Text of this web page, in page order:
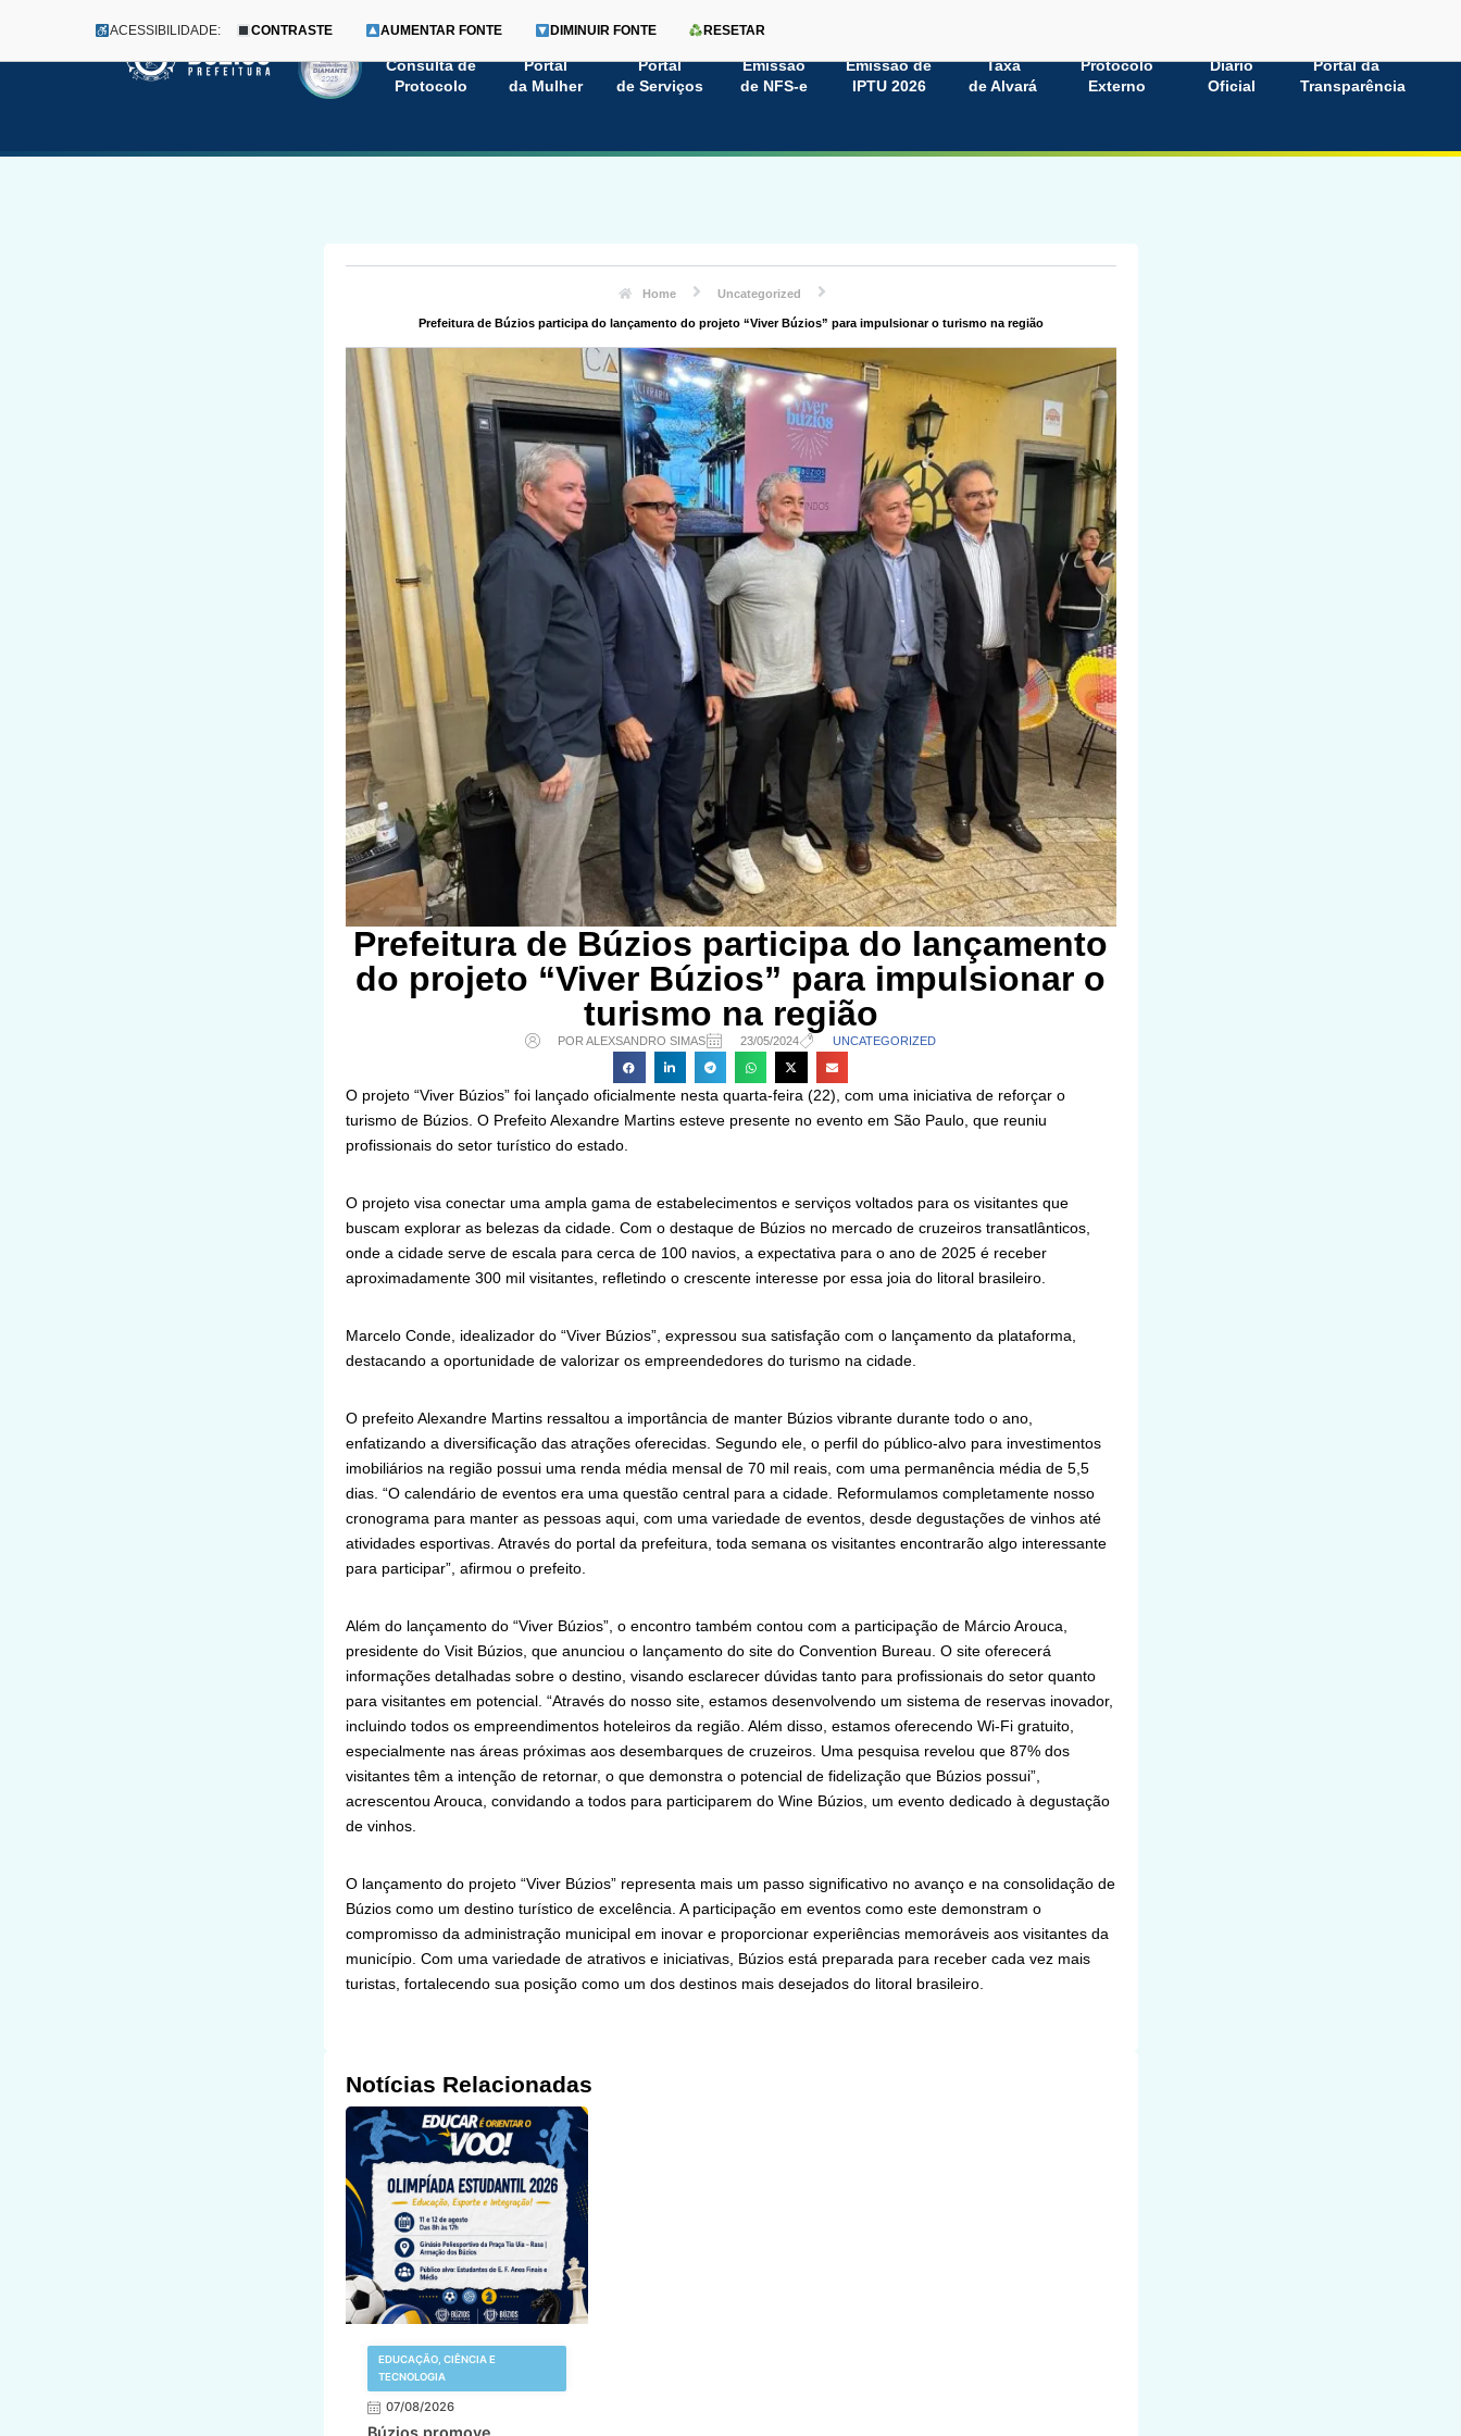
Pular
conteúdo
Menu
Consulta de
Protocolo
Portal
da Mulher
Portal
de Serviços
Emissão
de NFS-e
Emissão de
IPTU 2026
Taxa
de Alvará
Protocolo
Externo
Diário
Oficial
Portal da
Transparência
ACESSIBILIDADE: CONTRASTE AUMENTAR FONTE DIMINUIR FONTE RESETAR
Home Uncategorized
Prefeitura de Búzios participa do lançamento do projeto “Viver Búzios” para impulsionar o turismo na região
Prefeitura de Búzios participa do lançamento
do projeto “Viver Búzios” para impulsionar o
turismo na região
POR ALEXSANDRO SIMAS 23/05/2024 UNCATEGORIZED
O projeto “Viver Búzios” foi lançado oficialmente nesta quarta-feira (22), com uma iniciativa de reforçar o
turismo de Búzios. O Prefeito Alexandre Martins esteve presente no evento em São Paulo, que reuniu
profissionais do setor turístico do estado.
O projeto visa conectar uma ampla gama de estabelecimentos e serviços voltados para os visitantes que
buscam explorar as belezas da cidade. Com o destaque de Búzios no mercado de cruzeiros transatlânticos,
onde a cidade serve de escala para cerca de 100 navios, a expectativa para o ano de 2025 é receber
aproximadamente 300 mil visitantes, refletindo o crescente interesse por essa joia do litoral brasileiro.
Marcelo Conde, idealizador do “Viver Búzios”, expressou sua satisfação com o lançamento da plataforma,
destacando a oportunidade de valorizar os empreendedores do turismo na cidade.
O prefeito Alexandre Martins ressaltou a importância de manter Búzios vibrante durante todo o ano,
enfatizando a diversificação das atrações oferecidas. Segundo ele, o perfil do público-alvo para investimentos
imobiliários na região possui uma renda média mensal de 70 mil reais, com uma permanência média de 5,5
dias. “O calendário de eventos era uma questão central para a cidade. Reformulamos completamente nosso
cronograma para manter as pessoas aqui, com uma variedade de eventos, desde degustações de vinhos até
atividades esportivas. Através do portal da prefeitura, toda semana os visitantes encontrarão algo interessante
para participar”, afirmou o prefeito.
Além do lançamento do “Viver Búzios”, o encontro também contou com a participação de Márcio Arouca,
presidente do Visit Búzios, que anunciou o lançamento do site do Convention Bureau. O site oferecerá
informações detalhadas sobre o destino, visando esclarecer dúvidas tanto para profissionais do setor quanto
para visitantes em potencial. “Através do nosso site, estamos desenvolvendo um sistema de reservas inovador,
incluindo todos os empreendimentos hoteleiros da região. Além disso, estamos oferecendo Wi-Fi gratuito,
especialmente nas áreas próximas aos desembarques de cruzeiros. Uma pesquisa revelou que 87% dos
visitantes têm a intenção de retornar, o que demonstra o potencial de fidelização que Búzios possui”,
acrescentou Arouca, convidando a todos para participarem do Wine Búzios, um evento dedicado à degustação
de vinhos.
O lançamento do projeto “Viver Búzios” representa mais um passo significativo no avanço e na consolidação de
Búzios como um destino turístico de excelência. A participação em eventos como este demonstram o
compromisso da administração municipal em inovar e proporcionar experiências memoráveis aos visitantes da
município. Com uma variedade de atrativos e iniciativas, Búzios está preparada para receber cada vez mais
turistas, fortalecendo sua posição como um dos destinos mais desejados do litoral brasileiro.
Notícias Relacionadas
EDUCAÇÃO, CIÊNCIA E
TECNOLOGIA
07/08/2026
Búzios promove